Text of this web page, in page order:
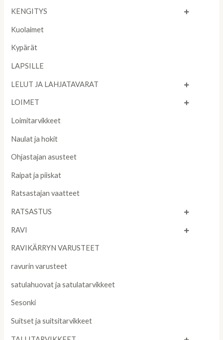
KENGITYS
Kuolaimet
Kypärät
LAPSILLE
LELUT JA LAHJATAVARAT
LOIMET
Loimitarvikkeet
Naulat ja hokit
Ohjastajan asusteet
Raipat ja piiskat
Ratsastajan vaatteet
RATSASTUS
RAVI
RAVIKÄRRYN VARUSTEET
ravurin varusteet
satulahuovat ja satulatarvikkeet
Sesonki
Suitset ja suitsitarvikkeet